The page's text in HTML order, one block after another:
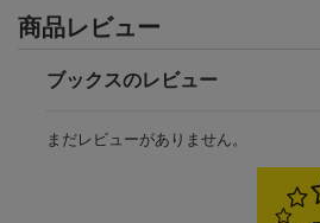
商品レビュー
ブックスのレビュー
まだレビューがありません。